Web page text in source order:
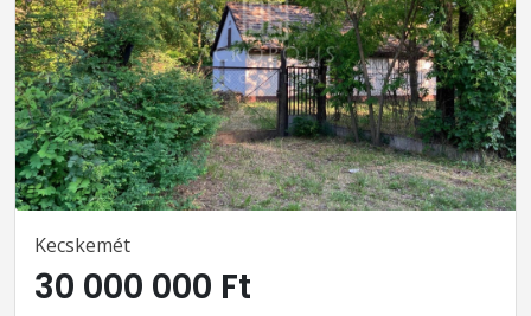
Kecskemét
30 000 000 Ft